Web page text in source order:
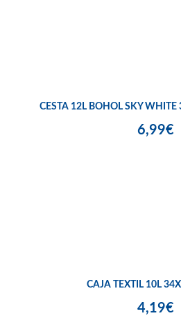
CESTA 12L BOHOL SKY
6,99€
CAJA TEXTIL 10L
4,19€